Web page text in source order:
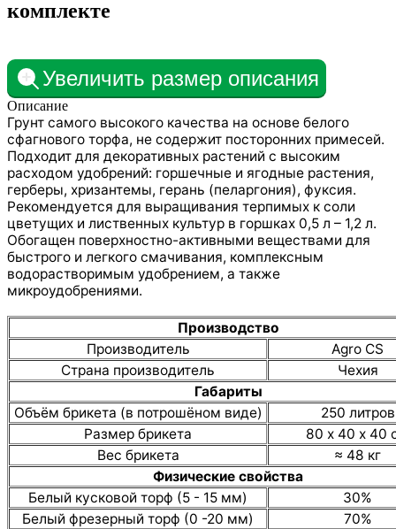
комплекте
Увеличить размер описания
Описание
Грунт самого высокого качества на основе белого
сфагнового торфа, не содержит посторонних примесей.
Подходит для декоративных растений с высоким
расходом удобрений: горшечные и ягодные растения,
герберы, хризантемы, герань (пеларгония), фуксия.
Рекомендуется для выращивания терпимых к соли
цветущих и лиственных культур в горшках 0,5 л – 1,2 л.
Обогащен поверхностно-активными веществами для
быстрого и легкого смачивания, комплексным
водорастворимым удобрением, а также
микроудобрениями.
Производство
Производитель
Agro CS
Страна производитель
Чехия
Габариты
Объём брикета (в потрошёном виде)
250 литров
Размер брикета
80 х 40 х 40
Вес брикета
≈ 48 кг
Физические свойства
Белый кусковой торф (5 - 15 мм)
30%
Белый фрезерный торф (0 -20 мм)
70%